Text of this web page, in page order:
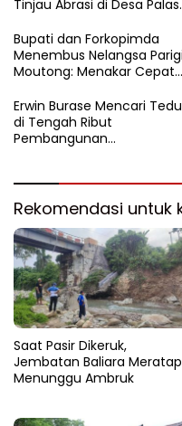
Tinjau Abrasi di Desa
Cepat
​Bupati dan Forkopimda
Menembus Nelangsa Parigi
Moutong: Menakar Cepat
Erwin Burase Mencari
di Tengah Ribut
Pembangunan
Rekomendasi untuk
Saat Pasir Dikeruk,
Jembatan Baliara Meratap
Menunggu Ambruk